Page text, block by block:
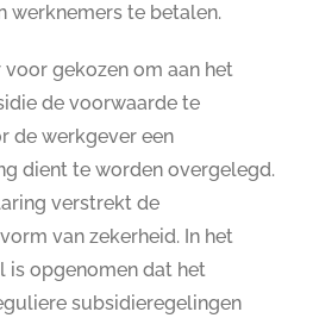
werknemers te betalen.
voor gekozen om aan het
de voorwaarde te
de werkgever een
dient te worden overgelegd.
verstrekt de
van zekerheid. In het
opgenomen dat het
subsidieregelingen